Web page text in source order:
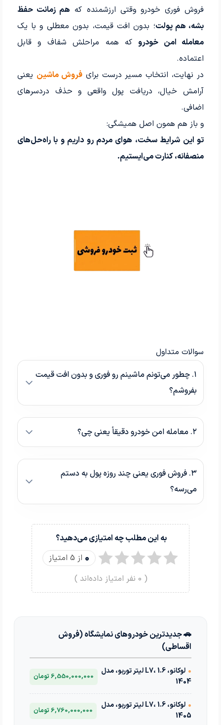
فروش فوری خودرو وقتی ارزشمنده که هم زمانت حفظ
بشه، هم پولت؛ بدون افت قیمت، بدون معطلی و با یک
معامله امن خودروکه همه مراحلش شفاف و قابل
اعتماده.
در نهایت، انتخاب مسیر درست برایفروش ماشین یعنی
آرامش خیال، دریافت پول واقعی و حذف دردسرهای
اضافی.
و باز هم همون اصل همیشگی:
تو این شرایط سخت، هوای مردم رو داریم و با راه‌حل‌های
منصفانه، کنارت می‌ایستیم.
سوالات متداول
۱. چطور می‌تونم ماشینم رو فوری و بدون افت قیمت
بفروشم؟
۲. معامله امن خودرو دقیقاً یعنی چی؟
۳. فروش فوری یعنی چند روزه پول به دستم
می‌رسه؟
به این مطلب چه امتیازی می‌دهید؟
0 از 5 امتیاز
(
0 نفر امتیاز داده‌اند )
🚗 جدیدترین خودروهای نمایشگاه (فروش
اقساطی)
•
لوکانو، L7، 1.6 لیتر توربو، مدل
1404
6,550,000,000 تومان
•
لوکانو، L7، 1.6 لیتر توربو، مدل
1405
6,760,000,000 تومان